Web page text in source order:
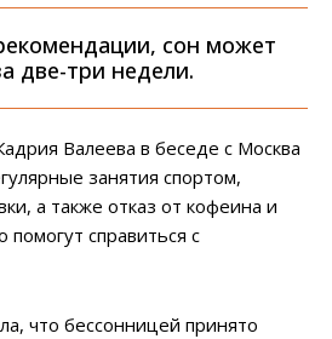
сон может
две-три недели.
Валеева в беседе с Москва
занятия спортом,
а также отказ от кофеина и
помогут справиться с
что бессонницей принято